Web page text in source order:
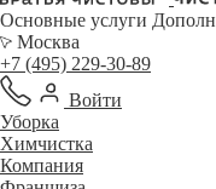
Основные услуги
Москва
+7 (495) 229-30-89
Войти
Уборка
Химчистка
Компания